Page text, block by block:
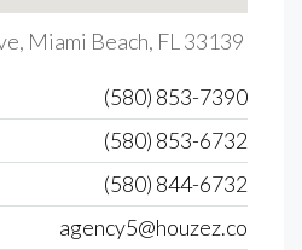
Miami Beach, FL 33139
(580) 853-7390
(580) 853-6732
(580) 844-6732
agency5@houzez.co